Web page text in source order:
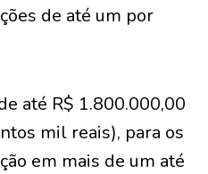
de até um por
até R$ 1.800.000,00
mil reais), para os
em mais de um até